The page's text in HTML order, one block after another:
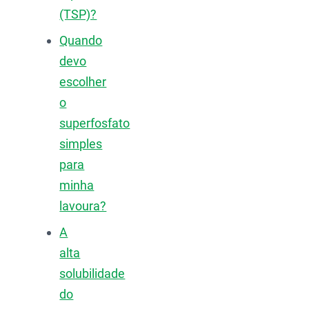
(TSP)?
Quando
devo
escolher
o
superfosfato
simples
para
minha
lavoura?
A
alta
solubilidade
do